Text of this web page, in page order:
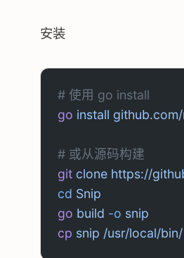
安装
# 使用 go install
go install
# 或从源码构建
git clone https://
cd Snip
go build -o snip
cp snip /usr/local/bin/